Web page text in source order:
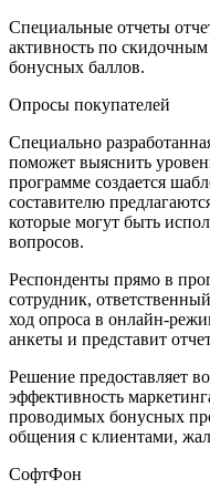
Специальные отчеты
активность по
бонусных баллов.
Опросы покупателей
Специально
поможет выяснить
программе создается
составителю
которые могут быть
вопросов.
Респонденты прямо в
сотрудник,
ход опроса в онлайн-
анкеты и представит
Решение предоставляет
эффективность
проводимых бонусных
общения с клиентами,
СофтФон